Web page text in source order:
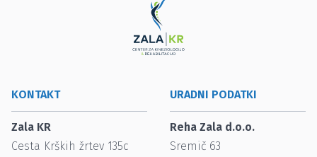
KONTAKT
Zala KR
Cesta Krških žrtev 135c
URADNI PODATKI
Reha Zala d.o.o.
Sremič 63